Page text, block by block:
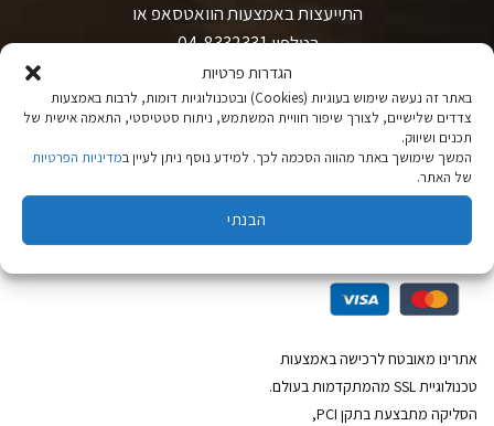
הגדרות פרטיות
באתר זה נעשה שימוש בעוגיות (Cookies) ובטכנולוגיות דומות, לרבות באמצעות
צדדים שלישיים, לצורך שיפור חוויית המשתמש, ניתוח סטטיסטי, התאמה אישית של
תכנים ושיווק.
המשך שימושך באתר מהווה הסכמה לכך. למידע נוסף ניתן לעיין במדיניות הפרטיות
של האתר.
הבנתי
התייעצות באמצעות הוואטסאפ או
בטלפון 04-8332331.
רכישה מאובטחת
אתרינו מאובטח לרכישה באמצעות
טכנולוגיית SSL מהמתקדמות בעולם.
הסליקה מתבצעת בתקן PCI,